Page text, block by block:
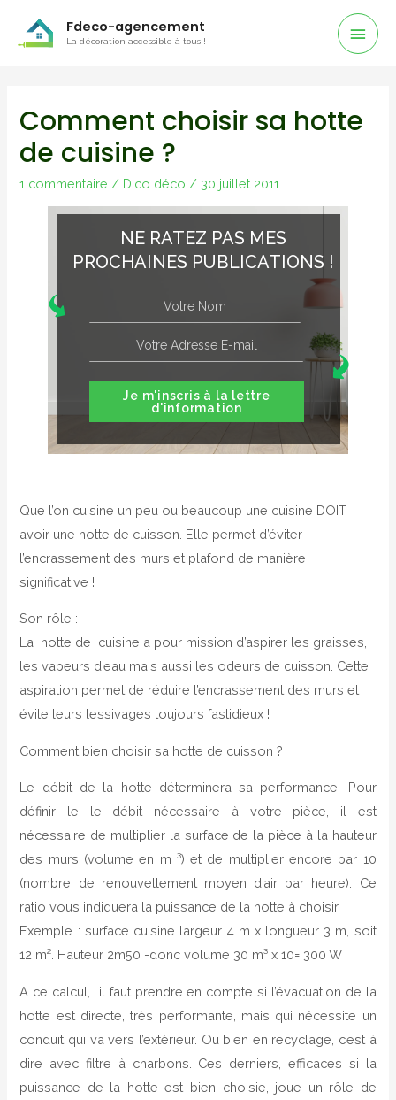
Fdeco-agencement
La décoration accessible à tous !
Comment choisir sa hotte
de cuisine ?
1 commentaire / Dico déco / 30 juillet 2011
NE RATEZ PAS MES
PROCHAINES PUBLICATIONS !
Je m'inscris à la lettre
d'information
Que l’on cuisine un peu ou beaucoup une cuisine DOIT
avoir une hotte de cuisson. Elle permet d’éviter
l’encrassement des murs et plafond de manière
significative !
Son rôle :
La hotte de cuisine a pour mission d’aspirer les graisses,
les vapeurs d’eau mais aussi les odeurs de cuisson. Cette
aspiration permet de réduire l’encrassement des murs et
évite leurs lessivages toujours fastidieux !
Comment bien choisir sa hotte de cuisson ?
Le débit de la hotte déterminera sa performance. Pour
définir le le débit nécessaire à votre pièce, il est
nécessaire de multiplier la surface de la pièce à la hauteur
des murs (volume en m ³) et de multiplier encore par 10
(nombre de renouvellement moyen d’air par heure). Ce
ratio vous indiquera la puissance de la hotte à choisir.
Exemple : surface cuisine largeur 4 m x longueur 3 m, soit
12 m². Hauteur 2m50 -donc volume 30 m³ x 10= 300 W
A ce calcul, il faut prendre en compte si l’évacuation de la
hotte est directe, très performante, mais qui nécessite un
conduit qui va vers l’extérieur. Ou bien en recyclage, c’est à
dire avec filtre à charbons. Ces derniers, efficaces si la
puissance de la hotte est bien choisie, joue un rôle de